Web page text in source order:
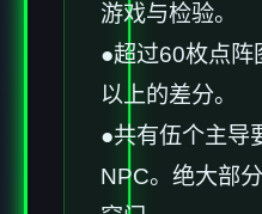
游戏与检验。
●超过60枚点阵
以上的差分。
●共有伍个主导
NPC。绝大部